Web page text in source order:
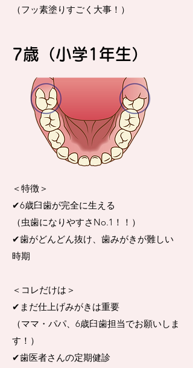
（フッ素塗りすごく大事！）
＜特徴＞
✔︎6歳臼歯が完全に生える
（虫歯になりやすさNo.1！！）
✔︎歯がどんどん抜け、歯みがきが難しい
時期
＜コレだけは＞
✔︎まだ仕上げみがきは重要
（ママ・パパ、6歳臼歯担当でお願いしま
す！）
✔︎歯医者さんの定期健診
​7歳（小学1年生）